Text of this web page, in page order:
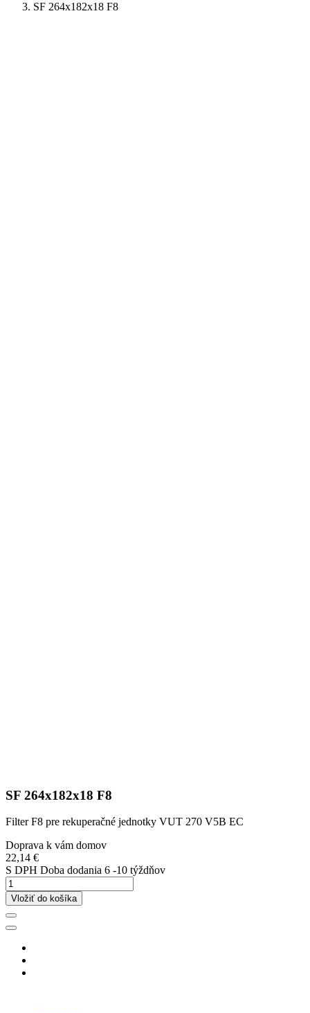
SF 264x182x18 F8
SF 264x182x18 F8
Filter F8 pre rekuperačné jednotky VUT 270 V5B EC
Doprava k vám domov
22,14 €
S DPH Doba dodania 6 -10 týždňov
Vložiť do košíka